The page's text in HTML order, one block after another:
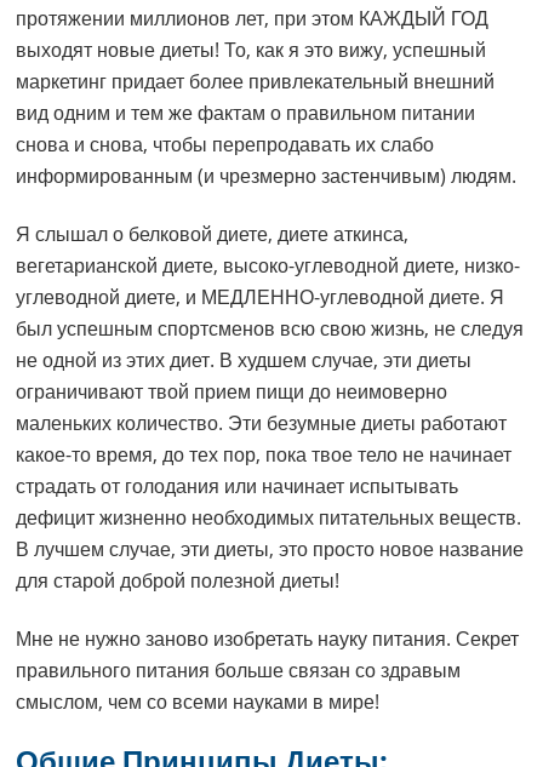
протяжении миллионов лет, при этом КАЖДЫЙ ГОД
выходят новые диеты! То, как я это вижу, успешный
маркетинг придает более привлекательный внешний
вид одним и тем же фактам о правильном питании
снова и снова, чтобы перепродавать их слабо
информированным (и чрезмерно застенчивым) людям.
Я слышал о белковой диете, диете аткинса,
вегетарианской диете, высоко-углеводной диете, низко-
углеводной диете, и МЕДЛЕННО-углеводной диете. Я
был успешным спортсменов всю свою жизнь, не следуя
не одной из этих диет. В худшем случае, эти диеты
ограничивают твой прием пищи до неимоверно
маленьких количество. Эти безумные диеты работают
какое-то время, до тех пор, пока твое тело не начинает
страдать от голодания или начинает испытывать
дефицит жизненно необходимых питательных веществ.
В лучшем случае, эти диеты, это просто новое название
для старой доброй полезной диеты!
Мне не нужно заново изобретать науку питания. Секрет
правильного питания больше связан со здравым
смыслом, чем со всеми науками в мире!